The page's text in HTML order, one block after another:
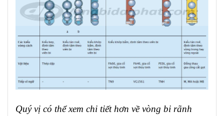
Quý vị có thể xem chi tiết hơn về vòng bi rãnh